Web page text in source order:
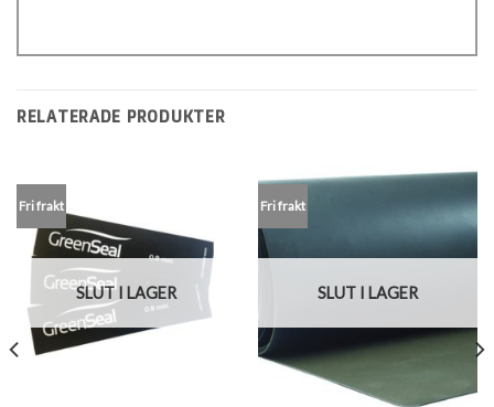
RELATERADE PRODUKTER
Fri frakt
SLUT I LAGER
Fri frakt
SLUT I LAGER